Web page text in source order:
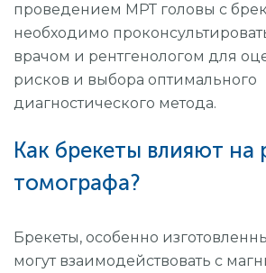
проведением МРТ головы с
необходимо
врачом и рентгенологом для
рисков и выбора оптимального
диагностического метода.
Как брекеты влияют на
томографа?
Брекеты, особенно
могут взаимодействовать с